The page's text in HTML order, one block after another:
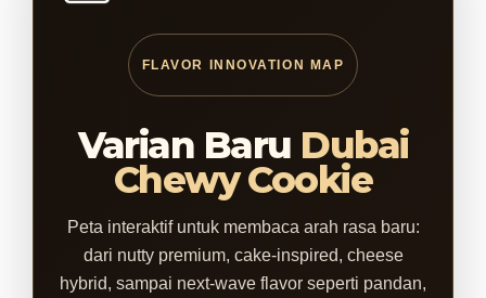
FLAVOR INNOVATION MAP
Varian Baru Dubai
Chewy Cookie
Peta interaktif untuk membaca arah rasa baru:
dari nutty premium, cake-inspired, cheese
hybrid, sampai next-wave flavor seperti pandan,